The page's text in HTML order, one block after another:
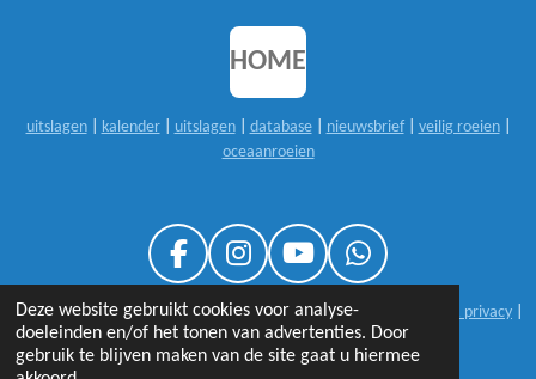
Deze website gebruikt cookies voor analyse-
doeleinden en/of het tonen van advertenties. Door
gebruik te blijven maken van de site gaat u hiermee
HOME
uitslagen| kalender| uitslagen| database| nieuwsbrief| veilig roeien|
oceaanroeien
F
C
E
I
S
T
Y
U
T
W
A
T
© 1999-2026 sloeproeienNL |25 jaar sloeproeienNL disclaimer & privacy
contact